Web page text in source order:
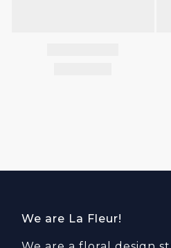
We are La Fleur!